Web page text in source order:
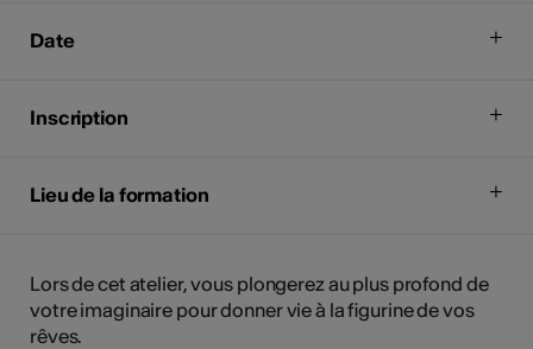
Date
Inscription
Lieu de la formation
Lors de cet atelier, vous plongerez au plus profond de
votre imaginaire pour donner vie à la figurine de vos
rêves.